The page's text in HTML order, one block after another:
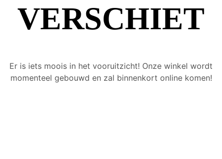
VERSCHIET
Er is iets moois in het vooruitzicht! Onze winkel wordt
momenteel gebouwd en zal binnenkort online komen!